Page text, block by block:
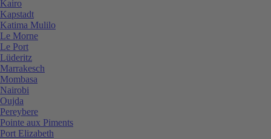
Kairo
Kapstadt
Katima Mulilo
Le Morne
Le Port
Lüderitz
Marrakesch
Mombasa
Nairobi
Oujda
Pereybere
Pointe aux Piments
Port Elizabeth